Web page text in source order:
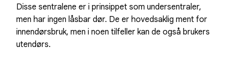
Disse sentralene er i prinsippet som undersentraler,
men har ingen låsbar dør. De er hovedsaklig ment for
innendørsbruk, men i noen tilfeller kan de også brukers
utendørs.